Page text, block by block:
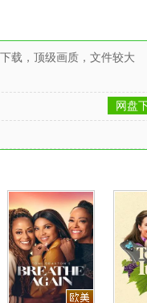
载，顶级画质，文件较大
网盘